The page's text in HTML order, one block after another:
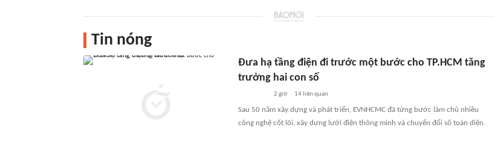
Tin nóng
Đưa hạ tầng điện đi trước một bước cho TP.HCM tăng
trưởng hai con số
2 giờ 14liên quan
Sau 50 năm xây dựng và phát triển, EVNHCMC đã từng bước làm chủ nhiều
công nghệ cốt lõi, xây dựng lưới điện thông minh và chuyển đổi số toàn diện.